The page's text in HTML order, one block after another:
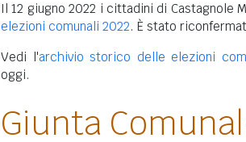
Il 12 giugno 2022 i cittadini di Castagnole
elezioni comunali 2022. È stato
Vedi l'archivio storico delle elezioni
oggi.
Giunta